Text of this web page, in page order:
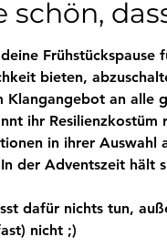
schön,
Frühstückspause
bieten,
Klangangebot an alle
ihr
in ihrer Auswahl
der Adventszeit hält
dafür nichts tun,
nicht ;)